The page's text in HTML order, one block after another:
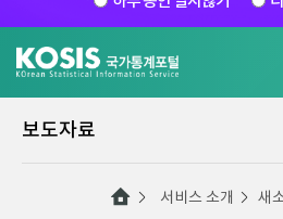
보도자료
서비스 소개 새